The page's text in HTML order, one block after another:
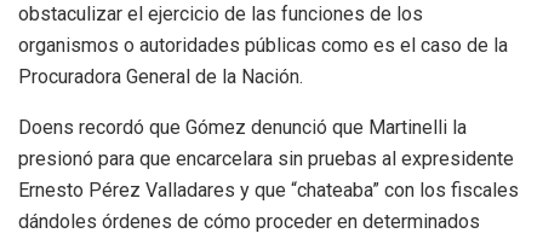
obstaculizar el ejercicio de las funciones de los
organismos o autoridades públicas como es el caso de la
Procuradora General de la Nación.
Doens recordó que Gómez denunció que Martinelli la
presionó para que encarcelara sin pruebas al expresidente
Ernesto Pérez Valladares y que “chateaba” con los fiscales
dándoles órdenes de cómo proceder en determinados